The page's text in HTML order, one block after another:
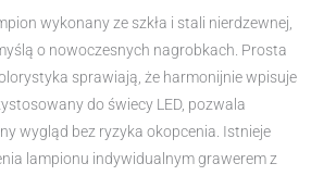
cen:
od
1
699,00 zł
wykonany ze szkła i stali nierdzewnej,
o nowoczesnych nagrobkach. Prosta
sprawiają, że harmonijnie wpisuje
do świecy LED, pozwala
wygląd bez ryzyka okopcenia. Istnieje
lampionu indywidualnym grawerem z